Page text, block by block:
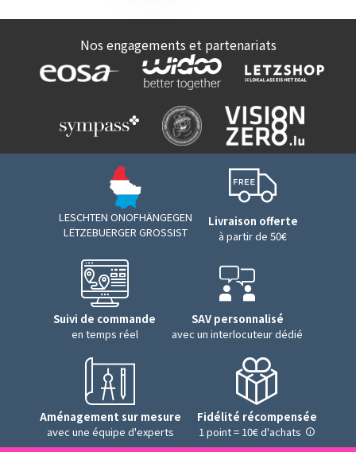
Nos engagements et partenariats
LESCHTEN ONOFHÄNGEGEN
LËTZEBUERGER GROSSIST
Livraison offerte
à partir de 50€
Suivi de commande
en temps réel
SAV personnalisé
avec un interlocuteur dédié
Aménagement sur mesure
avec une équipe d'experts
Fidélité récompensée
1 point = 10€ d'achats